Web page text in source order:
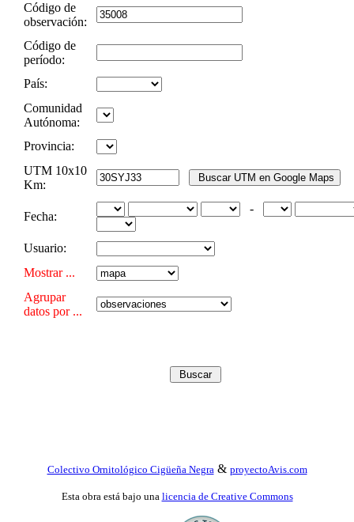
Código de
observación:
Código de
período:
País:
Comunidad
Autónoma:
Provincia:
UTM 10x10
Km:
Fecha:
-
Usuario:
Mostrar ...
Agrupar
datos por ...
Colectivo Ornitológico Cigüeña Negra & proyectoAvis.com
Esta obra está bajo una licencia de Creative Commons